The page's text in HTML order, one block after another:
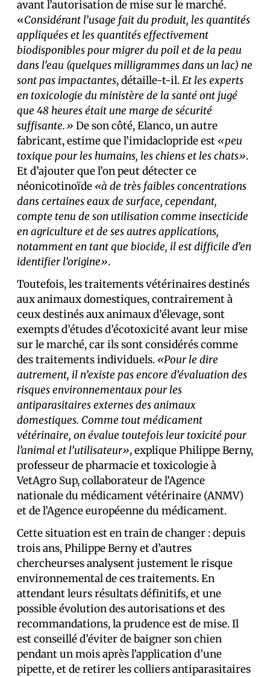
avant l’autorisation de mise sur le marché.
«Considérant l’usage fait du produit, les quantités
appliquées et les quantités effectivement
biodisponibles pour migrer du poil et de la peau
dans l’eau (quelques milligrammes dans un lac) ne
sont pas impactantes, détaille-t-il.Et les experts
en toxicologie du ministère de la santé ont jugé
que 48 heures était une marge de sécurité
suffisante.» De son côté, Elanco, un autre
fabricant, estime que l’imidaclopride est «peu
toxique pour les humains, les chiens et les chats».
Et d’ajouter que l’on peut détecter ce
néonicotinoïde «à de très faibles concentrations
dans certaines eaux de surface, cependant,
compte tenu de son utilisation comme insecticide
en agriculture et de ses autres applications,
notamment en tant que biocide, il est difficile d’en
identifier l’origine».
Toutefois, les traitements vétérinaires destinés
aux animaux domestiques, contrairement à
ceux destinés aux animaux d’élevage, sont
exempts d’études d’écotoxicité avant leur mise
sur le marché, car ils sont considérés comme
des traitements individuels. «Pour le dire
autrement, il n’existe pas encore d’évaluation des
risques environnementaux pour les
antiparasitaires externes des animaux
domestiques. Comme tout médicament
vétérinaire, on évalue toutefois leur toxicité pour
l’animal et l’utilisateur», explique Philippe Berny,
professeur de pharmacie et toxicologie à
VetAgro Sup, collaborateur de l’Agence
nationale du médicament vétérinaire (ANMV)
et de l’Agence européenne du médicament.
Cette situation est en train de changer : depuis
trois ans, Philippe Berny et d’autres
chercheur·ses analysent justement le risque
environnemental de ces traitements. En
attendant leurs résultats définitifs, et une
possible évolution des autorisations et des
recommandations, la prudence est de mise. Il
est conseillé d’éviter de baigner son chien
pendant un mois après l’application d’une
pipette, et de retirer les colliers antiparasitaires